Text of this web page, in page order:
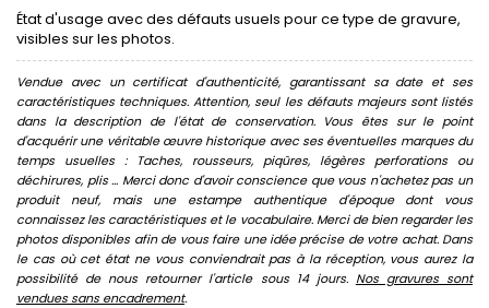
État d'usage avec des défauts usuels pour ce type de gravure,
visibles sur les photos.
Vendue avec un certificat d'authenticité, garantissant sa date et ses
caractéristiques techniques. Attention, seul les défauts majeurs sont listés
dans la description de l'état de conservation. Vous êtes sur le point
d'acquérir une véritable œuvre historique avec ses éventuelles marques du
temps usuelles : Taches, rousseurs, piqûres, légères perforations ou
déchirures, plis ... Merci donc d'avoir conscience que vous n'achetez pas un
produit neuf, mais une estampe authentique d'époque dont vous
connaissez les caractéristiques et le vocabulaire. Merci de bien regarder les
photos disponibles afin de vous faire une idée précise de votre achat. Dans
le cas où cet état ne vous conviendrait pas à la réception, vous aurez la
possibilité de nous retourner l'article sous 14 jours. Nos gravures sont
vendues sans encadrement.